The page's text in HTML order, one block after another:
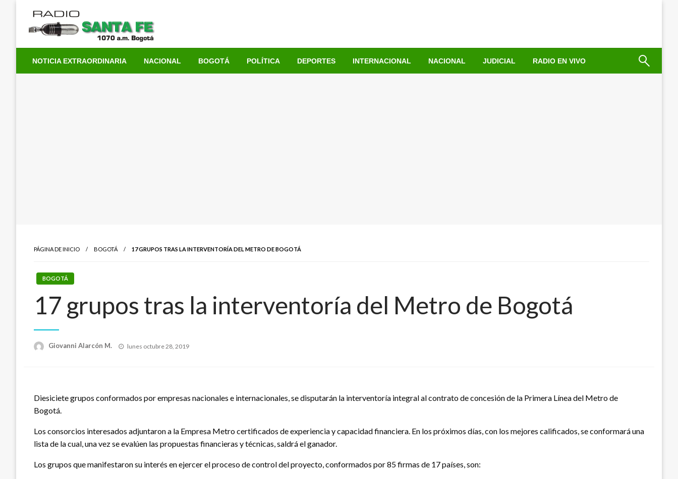
contenido
NOTICIA EXTRAORDINARIA NACIONAL BOGOTÁ POLÍTICA DEPORTES INTERNACIONAL NACIONAL JUDICIAL RADIO EN VIVO
PÁGINA DE INICIO BOGOTÁ 17 GRUPOS TRAS LA INTERVENTORÍA DEL METRO DE BOGOTÁ
BOGOTÁ
17 grupos tras la interventoría del Metro de Bogotá
Giovanni Alarcón M.
Publicado
lunes octubre 28, 2019
Diesiciete grupos conformados por empresas nacionales e internacionales, se disputarán la interventoría integral al contrato de concesión de la Primera Línea del Metro de
Bogotá.
Los consorcios interesados adjuntaron a la Empresa Metro certificados de experiencia y capacidad financiera. En los próximos días, con los mejores calificados, se conformará una
lista de la cual, una vez se evalúen las propuestas financieras y técnicas, saldrá el ganador.
Los grupos que manifestaron su interés en ejercer el proceso de control del proyecto, conformados por 85 firmas de 17 países, son: